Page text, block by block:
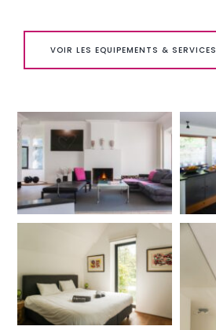
VOIR LES EQUIPEMENTS & SERVICES